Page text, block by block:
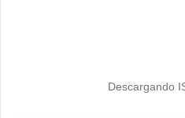
Descargando